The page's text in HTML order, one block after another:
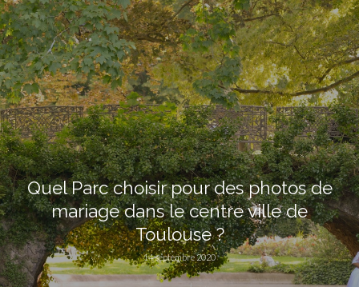
Quel Parc choisir pour des photos de
mariage dans le centre ville de
Toulouse ?
14 septembre 2020